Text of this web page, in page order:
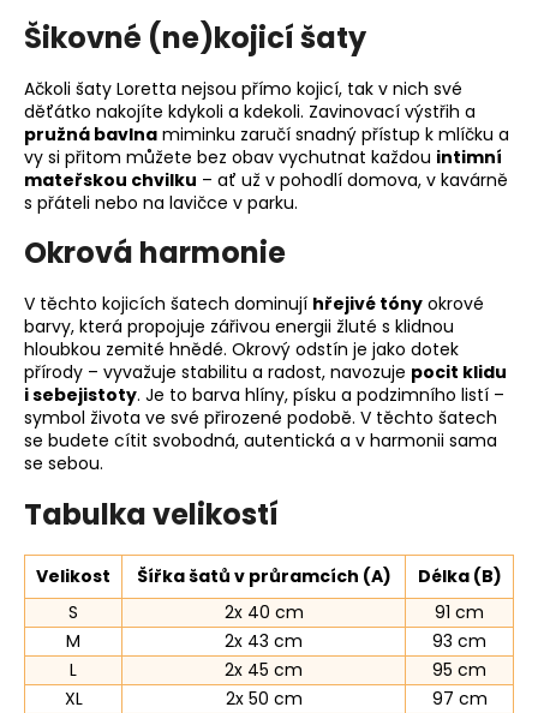
Šikovné (ne)kojicí šaty
Ačkoli šaty Loretta nejsou přímo kojicí, tak v nich své
děťátko nakojíte kdykoli a kdekoli. Zavinovací výstřih a
pružná bavlna miminku zaručí snadný přístup k mlíčku a
vy si přitom můžete bez obav vychutnat každou intimní
mateřskou chvilku – ať už v pohodlí domova, v kavárně
s přáteli nebo na lavičce v parku.
Okrová harmonie
V těchto kojicích šatech dominují hřejivé tóny okrové
barvy, která propojuje zářivou energii žluté s klidnou
hloubkou zemité hnědé. Okrový odstín je jako dotek
přírody – vyvažuje stabilitu a radost, navozuje pocit klidu
i sebejistoty. Je to barva hlíny, písku a podzimního listí –
symbol života ve své přirozené podobě. V těchto šatech
se budete cítit svobodná, autentická a v harmonii sama
se sebou.
Tabulka velikostí
Velikost Šířka šatů v průramcích (A)
Délka (B)
S
2x 40 cm
91 cm
M
2x 43 cm
93 cm
L
2x 45 cm
95 cm
XL
2x 50 cm
97 cm